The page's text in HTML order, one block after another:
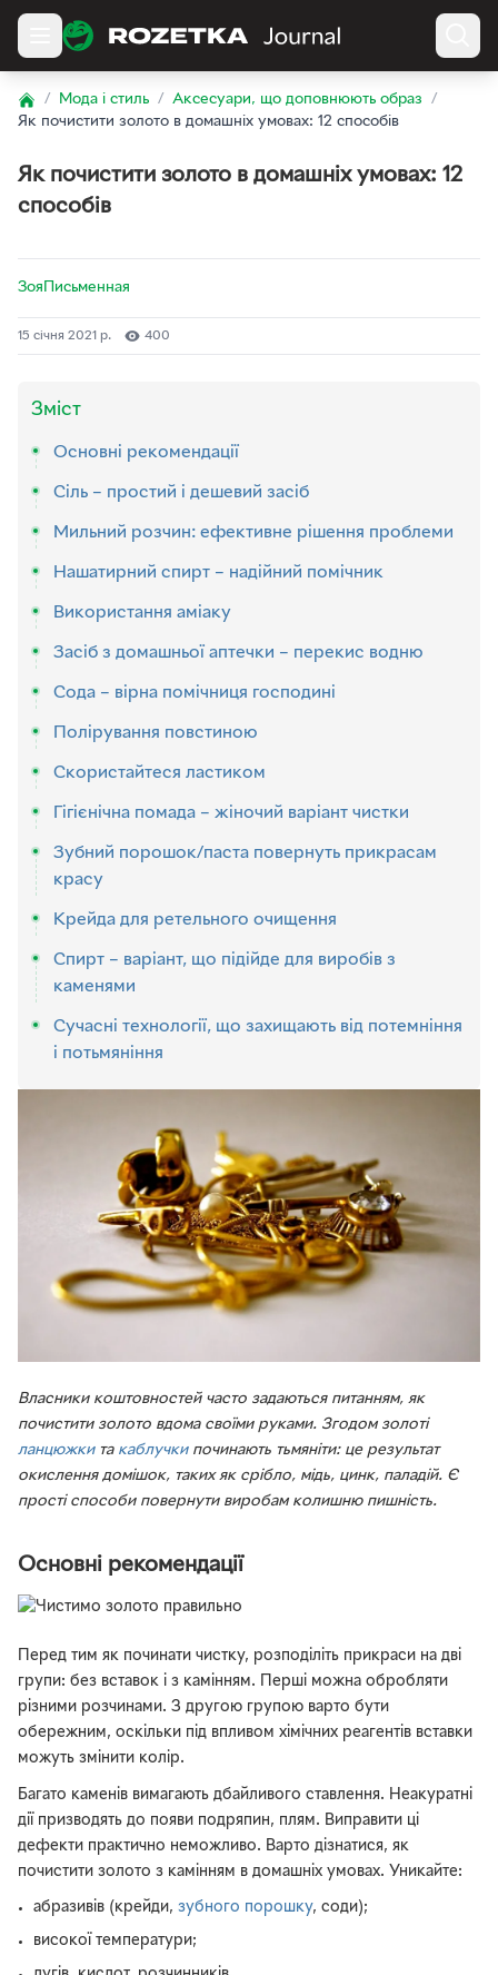
Home
/ Мода і стиль / Аксесуари, що доповнюють образ
/
Як почистити золото в домашніх умовах: 12 способів
Як почистити золото в домашніх умовах: 12
способів
Власники коштовностей часто задаються питанням, як
почистити золото вдома своїми руками. Згодом золоті
ланцюжкита каблучкипочинають тьмяніти: це результат
окислення домішок, таких як срібло, мідь, цинк, паладій. Є
прості способи повернути виробам колишню пишність.
Основні рекомендації
Перед тим як починати чистку, розподіліть прикраси на дві
групи: без вставок і з камінням. Перші можна обробляти
різними розчинами. З другою групою варто бути
обережним, оскільки під впливом хімічних реагентів вставки
можуть змінити колір.
Багато каменів вимагають дбайливого ставлення. Неакуратні
дії призводять до появи подряпин, плям. Виправити ці
дефекти практично неможливо. Варто дізнатися, як
почистити золото з камінням в домашніх умовах. Уникайте:
абразивів (крейди,зубного порошку, соди);
високої температури;
ЗояПисьменная
15 січня 2021 р. 400
Зміст
Основні рекомендації
Сіль – простий і дешевий засіб
Мильний розчин: ефективне рішення проблеми
Нашатирний спирт – надійний помічник
Використання аміаку
Засіб з домашньої аптечки – перекис водню
Сода – вірна помічниця господині
Полірування повстиною
Скористайтеся ластиком
Гігієнічна помада – жіночий варіант чистки
Зубний порошок/паста повернуть прикрасам
красу
Крейда для ретельного очищення
Спирт – варіант, що підійде для виробів з
каменями
Сучасні технології, що захищають від потемніння
і потьмяніння